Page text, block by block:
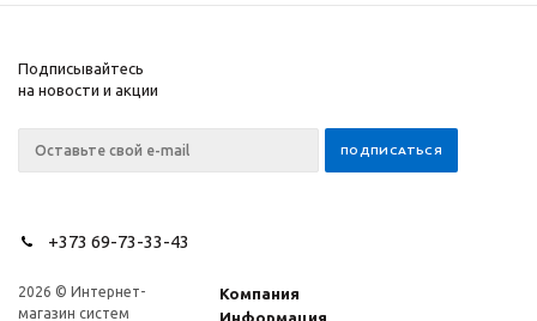
Подписывайтесь
на новости и акции
+373 69-73-33-43
2026 © Интернет-
магазин систем
Компания
Информация